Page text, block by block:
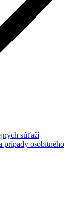
súťaží
prípady osobitného